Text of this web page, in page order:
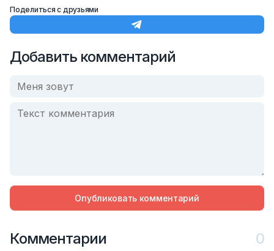
Поделиться с друзьями
Добавить комментарий
Опубликовать комментарий
Комментарии 0